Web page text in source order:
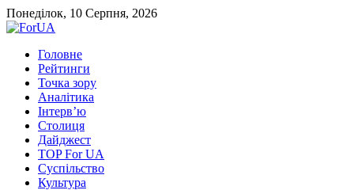
Понеділок, 10 Серпня, 2026
Головне
Рейтинги
Точка зору
Аналітика
Інтерв’ю
Столиця
Дайджест
TOP For UA
Суспiльство
Культура